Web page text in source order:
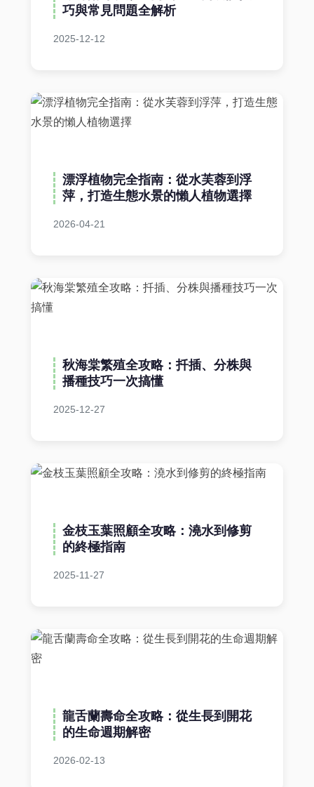
巧與常見問題全解析
2025-12-12
漂浮植物完全指南：從水芙蓉到浮
萍，打造生態水景的懶人植物選擇
2026-04-21
秋海棠繁殖全攻略：扦插、分株與
播種技巧一次搞懂
2025-12-27
金枝玉葉照顧全攻略：澆水到修剪
的終極指南
2025-11-27
龍舌蘭壽命全攻略：從生長到開花
的生命週期解密
2026-02-13